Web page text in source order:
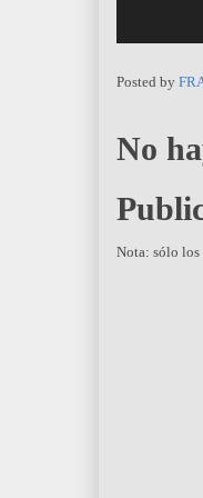
Posted by
No
Nota: sólo los